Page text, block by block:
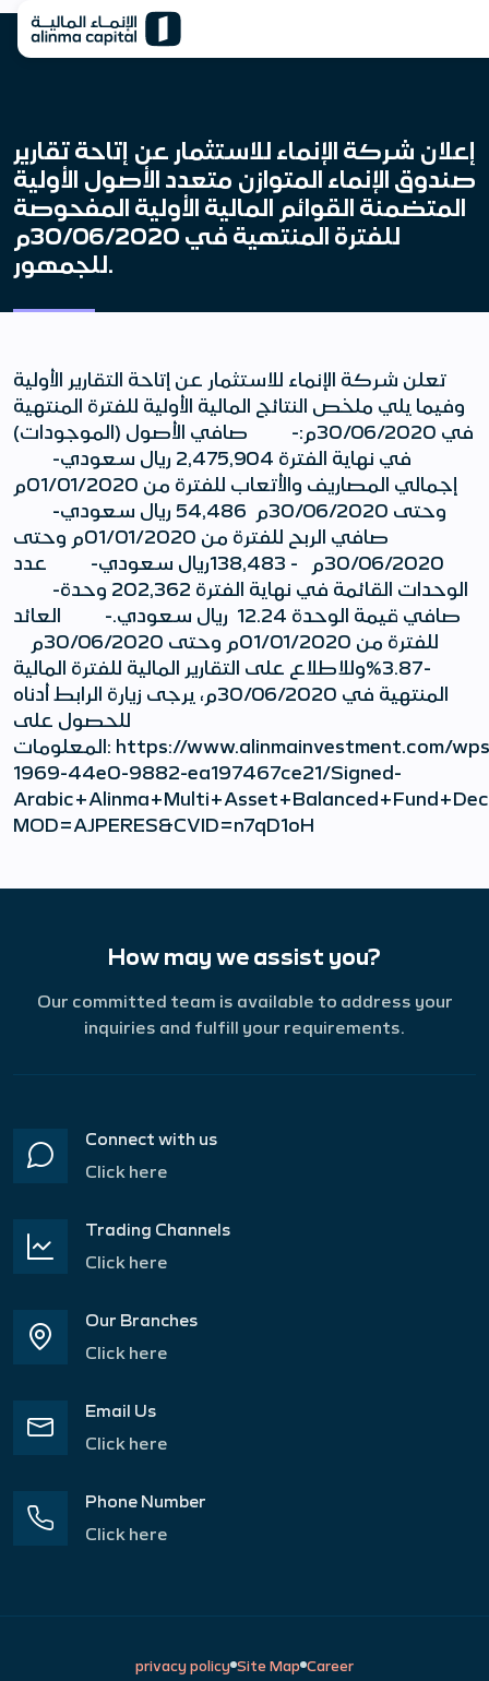
إعلان شركة الإنماء للاستثمار عن إتاحة تقارير
صندوق الإنماء المتوازن متعدد الأصول الأولية
المتضمنة القوائم المالية الأولية المفحوصة
للفترة المنتهية في 30/06/2020م
للجمهور.
تعلن شركة الإنماء للاستثمار عن إتاحة التقارير الأولية
وفيما يلي ملخص النتائج المالية الأولية للفترة المنتهية
في 30/06/2020م:- صافي الأصول (الموجودات)
في نهاية الفترة 2,475,904 ريال سعودي-
إجمالي المصاريف والأتعاب للفترة من 01/01/2020م
وحتى 30/06/2020م 54,486 ريال سعودي-
صافي الربح للفترة من 01/01/2020م وحتى
30/06/2020م - 138,483ريال سعودي- عدد
الوحدات القائمة في نهاية الفترة 202,362 وحدة-
صافي قيمة الوحدة 12.24 ريال سعودي.- العائد
للفترة من 01/01/2020م وحتى 30/06/2020م
-3.87%وللاطلاع على التقارير المالية للفترة المالية
المنتهية في 30/06/2020م، يرجى زيارة الرابط أدناه
للحصول على
المعلومات: https://www.alinmainvestment.com/wps/wcm/connect/investmentNew/f4a546a7-
1969-44e0-9882-ea197467ce21/Signed-
MOD=AJPERES&CVID=n7qD1oH
How may we assist you?
Our committed team is available to address your
inquiries and fulfill your requirements.
Connect with us
Click here
Trading Channels
Click here
Our Branches
Click here
Email Us
Click here
Phone Number
Click here
privacy policy Site Map Career